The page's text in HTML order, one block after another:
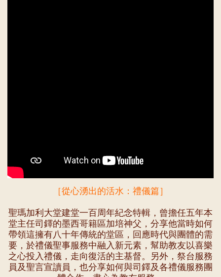
［從心湧出的活水：禮儀篇］
聖瑪加利大堂建堂一百周年紀念特輯，曾擔任五年本
堂主任司鐸的墨西哥籍區加培神父，分享他當時如何
帶領這擁有八十年傳統的堂區，回應時代與團體的需
要，於禮儀聖事服務中融入新元素，幫助教友以喜樂
之心投入禮儀，走向復活的主基督。另外，祭台服務
員及聖言宣讀員，也分享如何與司鐸及各禮儀服務團